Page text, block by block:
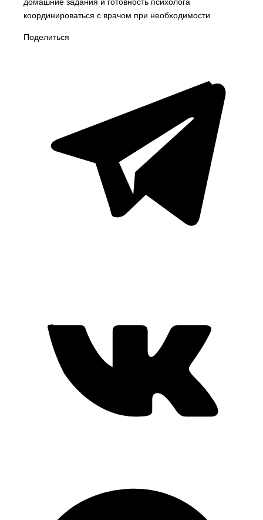
координироваться с врачом при необходимости.
Поделиться